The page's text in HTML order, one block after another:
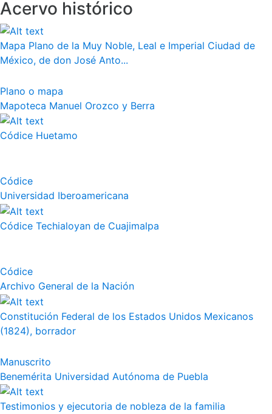
Acervo histórico
Mapa Plano de la Muy Noble, Leal e Imperial Ciudad de
México, de don José Anto...
Plano o mapa
Mapoteca Manuel Orozco y Berra
Códice Huetamo
Códice
Universidad Iberoamericana
Códice Techialoyan de Cuajimalpa
Códice
Archivo General de la Nación
Constitución Federal de los Estados Unidos Mexicanos
(1824), borrador
Manuscrito
Benemérita Universidad Autónoma de Puebla
Testimonios y ejecutoria de nobleza de la familia